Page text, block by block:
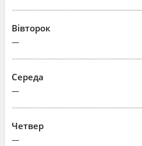
Вівторок
—
Середа
—
Четвер
—